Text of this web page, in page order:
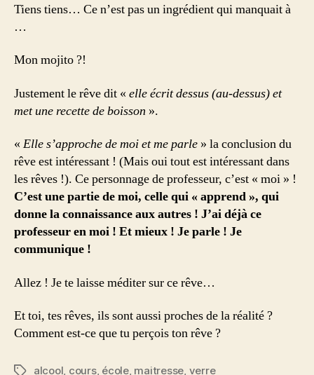
Tiens tiens… Ce n’est pas un ingrédient qui manquait à
…
Mon mojito ?!
Justement le rêve dit « elle écrit dessus (au-dessus) et
met une recette de boisson ».
« Elle s’approche de moi et me parle » la conclusion du
rêve est intéressant ! (Mais oui tout est intéressant dans
les rêves !). Ce personnage de professeur, c’est « moi » !
C’est une partie de moi, celle qui « apprend », qui
donne la connaissance aux autres ! J’ai déjà ce
professeur en moi ! Et mieux ! Je parle ! Je
communique !
Allez ! Je te laisse méditer sur ce rêve…
Et toi, tes rêves, ils sont aussi proches de la réalité ?
Comment est-ce que tu perçois ton rêve ?
Étiquettes
alcool, cours, école, maitresse, verre